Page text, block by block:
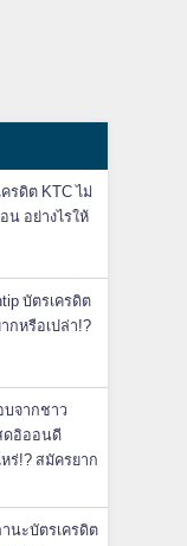
รดิต KTC ไม่
น อย่างไรให้
บัตรเครดิต
กหรือเปล่า!?
บจากชาว
ดอิออนดี
หร่!? สมัครยาก
นะบัตรเครดิต